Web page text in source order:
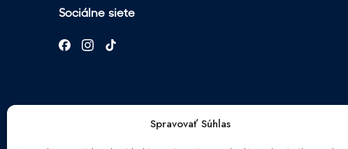
Spravovať Súhlas
Sociálne siete